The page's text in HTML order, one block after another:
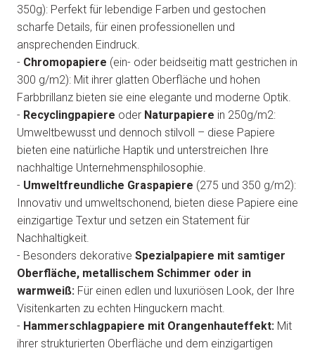
350g): Perfekt für lebendige Farben und gestochen
scharfe Details, für einen professionellen und
ansprechenden Eindruck.
- Chromopapiere (ein- oder beidseitig matt gestrichen in
300 g/m2): Mit ihrer glatten Oberfläche und hohen
Farbbrillanz bieten sie eine elegante und moderne Optik.
- Recyclingpapiere oder Naturpapiere in 250g/m2:
Umweltbewusst und dennoch stilvoll – diese Papiere
bieten eine natürliche Haptik und unterstreichen Ihre
nachhaltige Unternehmensphilosophie.
- Umweltfreundliche Graspapiere (275 und 350 g/m2):
Innovativ und umweltschonend, bieten diese Papiere eine
einzigartige Textur und setzen ein Statement für
Nachhaltigkeit.
- Besonders dekorative Spezialpapiere mit samtiger
Oberfläche, metallischem Schimmer oder in
warmweiß: Für einen edlen und luxuriösen Look, der Ihre
Visitenkarten zu echten Hinguckern macht.
- Hammerschlagpapiere mit Orangenhauteffekt: Mit
ihrer strukturierten Oberfläche und dem einzigartigen